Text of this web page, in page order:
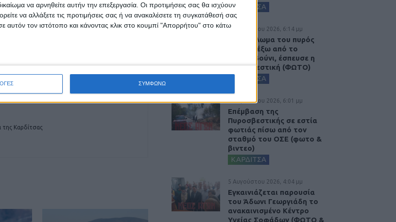
να αρνηθείτε αυτήν την επεξεργασία. Οι προτιμήσεις σας θα ισχύουν
να αλλάξετε τις προτιμήσεις σας ή να ανακαλέσετε τη συγκατάθεσή σας
αυτόν τον ιστότοπο και κάνοντας κλικ στο κουμπί "Απορρήτου" στο κάτω
ΣΥΜΦΩΝΩ
ΕΠΟΜΕΝΟ ΑΡΘΡΟ
της Καρδίτσας
ΚΑΡΔΙΤΣΑ
5 Αυγούστου 2026, 6:14 μμ
Παρανάλωμα του πυρός
έγινε ΙΧ έξω από το
Μορφοβούνι, έσπευσε η
Πυροσβεστική (ΦΩΤΟ)
ΚΑΡΔΙΤΣΑ
5 Αυγούστου 2026, 6:01 μμ
Επέμβαση της
Πυροσβεστικής σε εστία
φωτιάς πίσω από τον
σταθμό του ΟΣΕ (φωτο &
βιντεο)
ΚΑΡΔΙΤΣΑ
5 Αυγούστου 2026, 4:04 μμ
Εγκαινιάζεται παρουσία
του Άδωνι Γεωργιάδη το
ανακαινισμένο Κέντρο
Υγείας Σοφάδων (ΦΩΤΟ &